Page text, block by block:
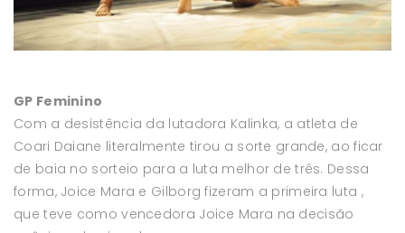
GP Feminino
Com a desistência da lutadora Kalinka, a atleta de
Coari Daiane literalmente tirou a sorte grande, ao ficar
de baia no sorteio para a luta melhor de três. Dessa
forma, Joice Mara e Gilborg fizeram a primeira luta ,
que teve como vencedora Joice Mara na decisão